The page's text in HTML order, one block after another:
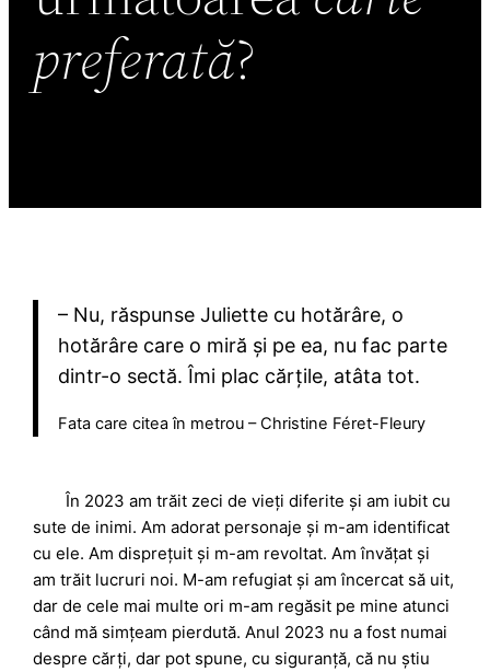
preferată?
– Nu, răspunse Juliette cu hotărâre, o
hotărâre care o miră și pe ea, nu fac parte
dintr-o sectă. Îmi plac cărțile, atâta tot.
Fata care citea în metrou – Christine Féret-Fleury
În 2023 am trăit zeci de vieți diferite și am iubit cu
sute de inimi. Am adorat personaje și m-am identificat
cu ele. Am disprețuit și m-am revoltat. Am învățat și
am trăit lucruri noi. M-am refugiat și am încercat să uit,
dar de cele mai multe ori m-am regăsit pe mine atunci
când mă simțeam pierdută. Anul 2023 nu a fost numai
despre cărți, dar pot spune, cu siguranță, că nu știu